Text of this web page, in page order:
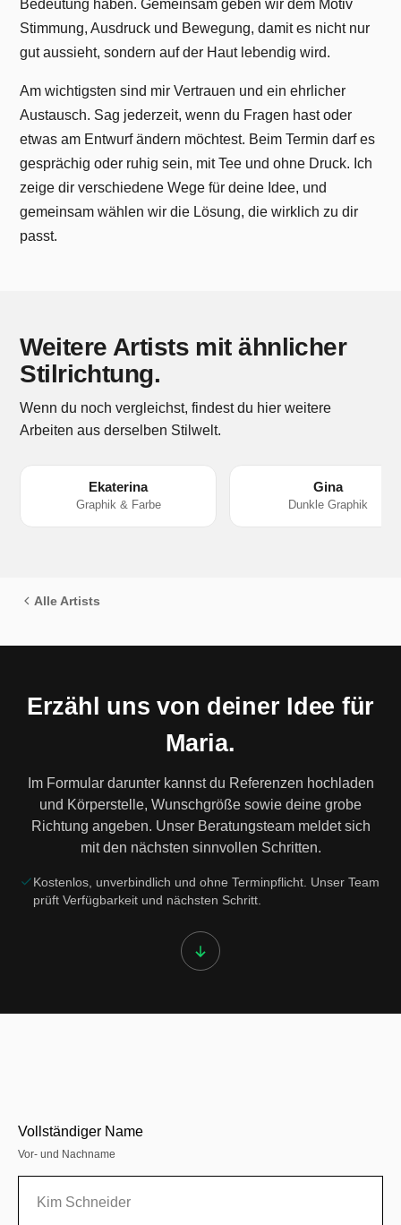
Bedeutung haben. Gemeinsam geben wir dem Motiv
Stimmung, Ausdruck und Bewegung, damit es nicht nur
gut aussieht, sondern auf der Haut lebendig wird.
Am wichtigsten sind mir Vertrauen und ein ehrlicher
Austausch. Sag jederzeit, wenn du Fragen hast oder
etwas am Entwurf ändern möchtest. Beim Termin darf es
gesprächig oder ruhig sein, mit Tee und ohne Druck. Ich
zeige dir verschiedene Wege für deine Idee, und
gemeinsam wählen wir die Lösung, die wirklich zu dir
passt.
Weitere Artists mit ähnlicher
Stilrichtung.
Wenn du noch vergleichst, findest du hier weitere
Arbeiten aus derselben Stilwelt.
Ekaterina
Graphik & Farbe
Gina
Dunkle Graphik
Alle Artists
Erzähl uns von deiner Idee für
Maria.
Im Formular darunter kannst du Referenzen hochladen
und Körperstelle, Wunschgröße sowie deine grobe
Richtung angeben. Unser Beratungsteam meldet sich
mit den nächsten sinnvollen Schritten.
Kostenlos, unverbindlich und ohne Terminpflicht. Unser Team
prüft Verfügbarkeit und nächsten Schritt.
Vollständiger Name
Vor- und Nachname